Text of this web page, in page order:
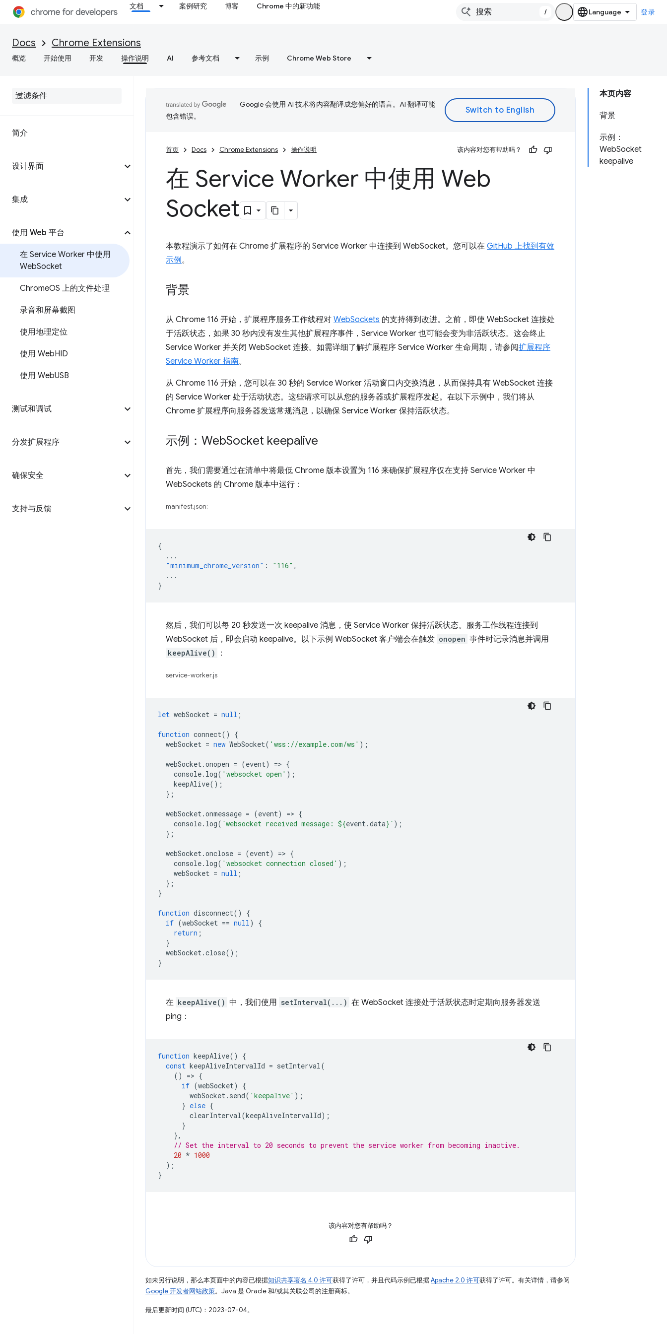
文档 案例研究 博客 Chrome 中的新功能
/ 登录
Docs Chrome Extensions
概览 开始使用 开发 操作说明 AI 参考文档 示例 Chrome Web Store
简介
设计界面
集成
使用 Web 平台
在 Service Worker 中使用
WebSocket
ChromeOS 上的文件处理
录音和屏幕截图
使用地理定位
使用 WebHID
使用 WebUSB
测试和调试
分发扩展程序
确保安全
支持与反馈
本页内容
背景
示例：
WebSocket
keepalive
Google 会使用 AI 技术将内容翻译成您偏好的语言。AI 翻译可能
包含错误。
首页 Docs Chrome Extensions 操作说明 该内容对您有帮助吗？
在 Service Worker 中使用 Web
Socket
本教程演示了如何在 Chrome 扩展程序的 Service Worker 中连接到 WebSocket。您可以在 GitHub 上找到有效
示例。
背景
从 Chrome 116 开始，扩展程序服务工作线程对 WebSockets 的支持得到改进。之前，即使 WebSocket 连接处
于活跃状态，如果 30 秒内没有发生其他扩展程序事件，Service Worker 也可能会变为非活跃状态。这会终止
Service Worker 并关闭 WebSocket 连接。如需详细了解扩展程序 Service Worker 生命周期，请参阅扩展程序
Service Worker 指南。
从 Chrome 116 开始，您可以在 30 秒的 Service Worker 活动窗口内交换消息，从而保持具有 WebSocket 连接
的 Service Worker 处于活动状态。这些请求可以从您的服务器或扩展程序发起。在以下示例中，我们将从
Chrome 扩展程序向服务器发送常规消息，以确保 Service Worker 保持活跃状态。
示例：WebSocket keepalive
首先，我们需要通过在清单中将最低 Chrome 版本设置为 116 来确保扩展程序仅在支持 Service Worker 中
WebSockets 的 Chrome 版本中运行：
manifest.json:
{
...
"minimum_chrome_version" : "116" ,
...
}
然后，我们可以每 20 秒发送一次 keepalive 消息，使 Service Worker 保持活跃状态。服务工作线程连接到
WebSocket 后，即会启动 keepalive。以下示例 WebSocket 客户端会在触发 onopen 事件时记录消息并调用
keepAlive() ：
service-worker.js
let webSocket = null ;
function connect()
{
webSocket = new WebSocket( 'wss://example.com/ws' );
webSocket.onopen = (event) => {
console. log( 'websocket open' );
keepAlive();
};
webSocket.onmessage = (event) => {
console. log( `websocket received message: ${event.data} ` );
};
webSocket.onclose = (event) => {
console. log( 'websocket connection closed' );
webSocket = null ;
};
}
function disconnect()
{
if (webSocket == null)
{
return ;
}
webSocket.close();
}
在 keepAlive() 中，我们使用 setInterval(...) 在 WebSocket 连接处于活跃状态时定期向服务器发送
ping：
function keepAlive()
{
const keepAliveIntervalId = setInterval(
()
=> {
if (webSocket)
{
webSocket. send( 'keepalive' );
} else {
clearInterval(keepAliveIntervalId);
}
},
// Set the interval to 20 seconds to prevent the service worker from becoming inactive.
20 * 1000
);
}
该内容对您有帮助吗？
如未另行说明，那么本页面中的内容已根据知识共享署名 4.0 许可获得了许可，并且代码示例已根据Apache 2.0 许可获得了许可。有关详情，请参阅
Google 开发者网站政策。Java 是 Oracle 和/或其关联公司的注册商标。
最后更新时间 (UTC)：2023-07-04。